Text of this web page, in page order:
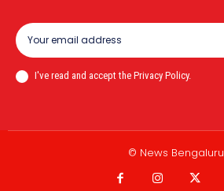
I've read and accept the Privacy Policy.
© News Bengaluru